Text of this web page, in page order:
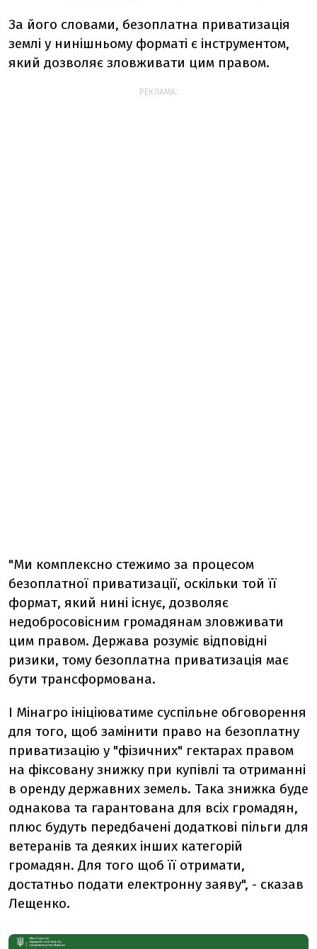
За його словами, безоплатна приватизація
землі у нинішньому форматі є інструментом,
який дозволяє зловживати цим правом.
РЕКЛАМА:
"Ми комплексно стежимо за процесом
безоплатної приватизації, оскільки той її
формат, який нині існує, дозволяє
недобросовісним громадянам зловживати
цим правом. Держава розуміє відповідні
ризики, тому безоплатна приватизація має
бути трансформована.
І Мінагро ініціюватиме суспільне обговорення
для того, щоб замінити право на безоплатну
приватизацію у "фізичних" гектарах правом
на фіксовану знижку при купівлі та отриманні
в оренду державних земель. Така знижка буде
однакова та гарантована для всіх громадян,
плюс будуть передбачені додаткові пільги для
ветеранів та деяких інших категорій
громадян. Для того щоб її отримати,
достатньо подати електронну заяву", - сказав
Лещенко.